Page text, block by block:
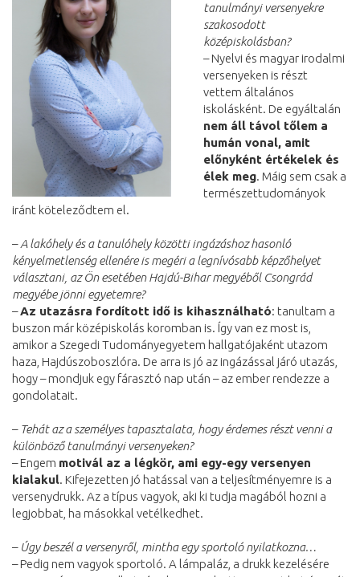
tanulmányi versenyekre
szakosodott
középiskolásban?
– Nyelvi és magyar irodalmi
versenyeken is részt
vettem általános
iskolásként. De egyáltalán
nem áll távol tőlem a
humán vonal, amit
előnyként értékelek és
élek meg. Máig sem csak a
természettudományok
iránt köteleződtem el.
–A lakóhely és a tanulóhely közötti ingázáshoz hasonló
kényelmetlenség ellenére is megéri a legnívósabb képzőhelyet
választani, az Ön esetében Hajdú-Bihar megyéből Csongrád
megyébe jönni egyetemre?
–Az utazásra fordított idő is kihasználható: tanultam a
buszon már középiskolás koromban is. Így van ez most is,
amikor a Szegedi Tudományegyetem hallgatójaként utazom
haza, Hajdúszoboszlóra. De arra is jó az ingázással járó utazás,
hogy – mondjuk egy fárasztó nap után – az ember rendezze a
gondolatait.
– Tehát az a személyes tapasztalata, hogy érdemes részt venni a
különböző tanulmányi versenyeken?
– Engem motivál az a légkör, ami egy-egy versenyen
kialakul. Kifejezetten jó hatással van a teljesítményemre is a
versenydrukk. Az a típus vagyok, aki ki tudja magából hozni a
legjobbat, ha másokkal vetélkedhet.
– Úgy beszél a versenyről, mintha egy sportoló nyilatkozna…
– Pedig nem vagyok sportoló. A lámpaláz, a drukk kezelésére